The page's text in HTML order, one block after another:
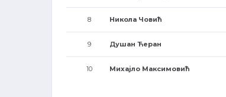
8 Никола Човић
9 Душан Ћеран
10 Михајло Максимовић